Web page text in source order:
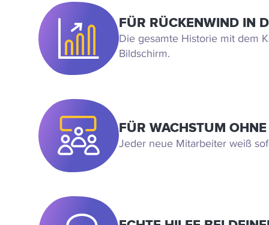
FÜR RÜCKENWIND IN
Die gesamte Historie mit dem
Bildschirm.
FÜR WACHSTUM
Jeder neue Mitarbeiter weiß